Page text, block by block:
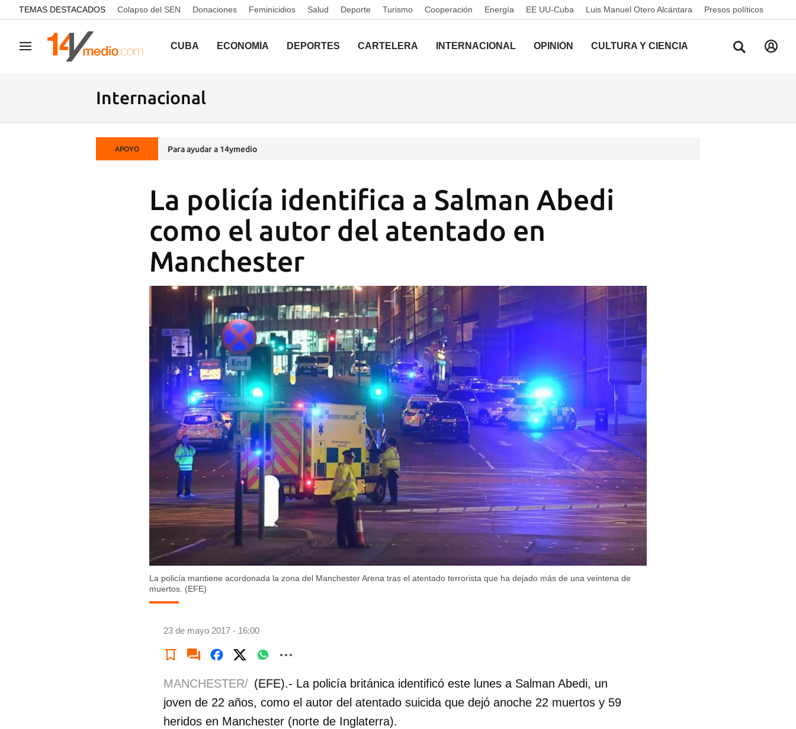
common.go-to-content
TEMAS DESTACADOS Colapso del SEN Donaciones Feminicidios Salud Deporte Turismo Cooperación Energía EE UU-Cuba Luis Manuel Otero Alcántara Presos políticos
Navegación CUBA ECONOMÍA DEPORTES CARTELERA INTERNACIONAL OPINIÓN CULTURA Y CIENCIA
Internacional
APOYO Para ayudar a 14ymedio
La policía identifica a Salman Abedi
como el autor del atentado en
Manchester
La policía mantiene acordonada la zona del Manchester Arena tras el atentado terrorista que ha dejado más de una veintena de
muertos. (EFE)
23 de mayo 2017 - 16:00
MANCHESTER/ (EFE).- La policía británica identificó este lunes a Salman Abedi, un
joven de 22 años, como el autor del atentado suicida que dejó anoche 22 muertos y 59
heridos en Manchester (norte de Inglaterra).